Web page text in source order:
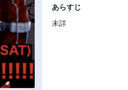
あらすじ
未詳